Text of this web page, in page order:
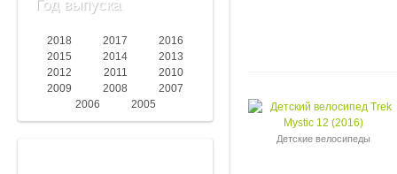
Год выпуска
2018 2017
2016
2015
2014
2013
2012
2011
2010
2009
2008
2007
2006
2005
Детские велосипеды